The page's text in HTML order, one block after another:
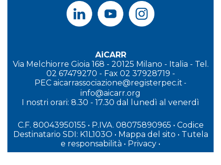
AiCARR
Via Melchiorre Gioia 168 - 20125 Milano - Italia - Tel.
02 67479270 - Fax 02 37928719 -
PEC aicarrassociazione@registerpec.it -
info@aicarr.org
I nostri orari: 8.30 - 17.30 dal lunedì al venerdì
C.F. 80043950155 • P.IVA. 08075890965 • Codice
Destinatario SDI: K1L103O • Mappa del sito • Tutela
e responsabilità • Privacy •